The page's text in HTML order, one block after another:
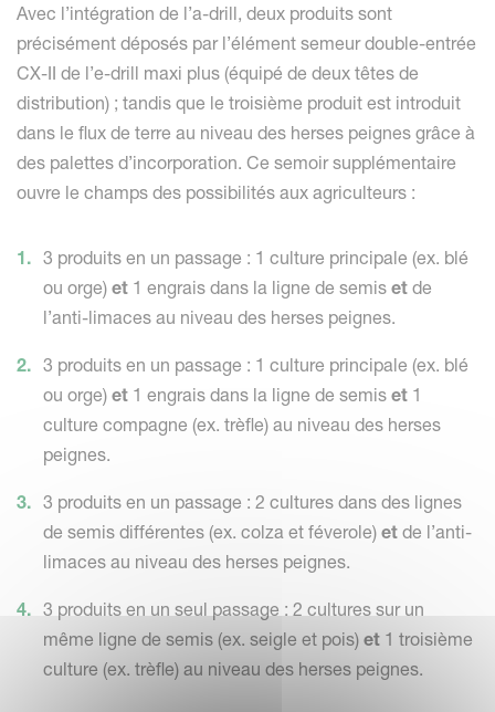
Avec l’intégration de l’a-drill, deux produits sont
précisément déposés par l’élément semeur double-entrée
CX-II de l’e-drill maxi plus (équipé de deux têtes de
distribution) ; tandis que le troisième produit est introduit
dans le flux de terre au niveau des herses peignes grâce à
des palettes d’incorporation. Ce semoir supplémentaire
ouvre le champs des possibilités aux agriculteurs :
3 produits en un passage : 1 culture principale (ex. blé
ou orge) et 1 engrais dans la ligne de semis et de
l’anti-limaces au niveau des herses peignes.
3 produits en un passage : 1 culture principale (ex. blé
ou orge) et 1 engrais dans la ligne de semis et 1
culture compagne (ex. trèfle) au niveau des herses
peignes.
3 produits en un passage : 2 cultures dans des lignes
de semis différentes (ex. colza et féverole) et de l’anti-
limaces au niveau des herses peignes.
3 produits en un seul passage : 2 cultures sur un
même ligne de semis (ex. seigle et pois) et 1 troisième
culture (ex. trèfle) au niveau des herses peignes.